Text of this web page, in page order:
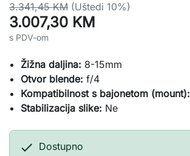
3.341,45 KM (Uštedi 10%)
3.007,30 KM
s PDV-om
Žižna daljina: 8-15mm
Otvor blende: f/4
Kompatibilnost s bajonetom (mount):
Stabilizacija slike: Ne
 Dostupno